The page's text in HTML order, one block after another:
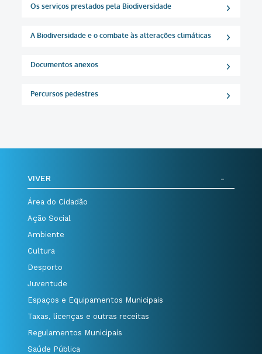
Os serviços prestados pela Biodiversidade
A Biodiversidade e o combate às alterações climáticas
Documentos anexos
Percursos pedestres
VIVER
Área do Cidadão
Ação Social
Ambiente
Cultura
Desporto
Juventude
Espaços e Equipamentos Municipais
Taxas, licenças e outras receitas
Regulamentos Municipais
Saúde Pública